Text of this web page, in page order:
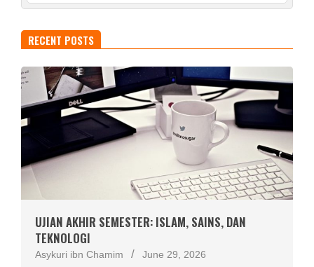
RECENT POSTS
UJIAN AKHIR SEMESTER: ISLAM, SAINS, DAN
TEKNOLOGI
Asykuri ibn Chamim June 29, 2026